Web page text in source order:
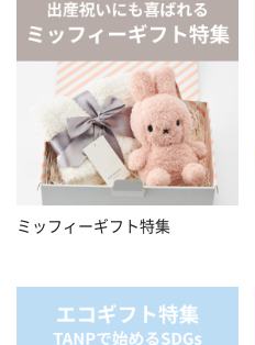
ミッフィーギフト特集